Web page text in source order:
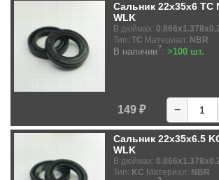
Сальник 22x35x6 TC
WLK
В дюймах:
Тип: TC Материал: NBR
В наличии?: >100 шт.
149 ₽ −
Сальник 22x35x6.5
WLK
В дюймах:
Тип: KC Материал: NBR